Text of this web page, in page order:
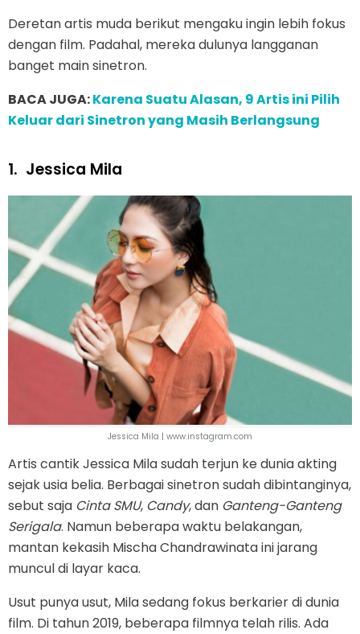
Deretan artis muda berikut mengaku ingin lebih fokus
dengan film. Padahal, mereka dulunya langganan
banget main sinetron.
BACA JUGA:Karena Suatu Alasan, 9 Artis ini Pilih
Keluar dari Sinetron yang Masih Berlangsung
1. Jessica Mila
Jessica Mila | www.instagram.com
Artis cantik Jessica Mila sudah terjun ke dunia akting
sejak usia belia. Berbagai sinetron sudah dibintanginya,
sebut saja Cinta SMU, Candy, dan Ganteng-Ganteng
Serigala. Namun beberapa waktu belakangan,
mantan kekasih Mischa Chandrawinata ini jarang
muncul di layar kaca.
Usut punya usut, Mila sedang fokus berkarier di dunia
film. Di tahun 2019, beberapa filmnya telah rilis. Ada